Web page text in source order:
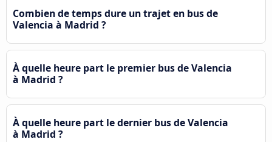
Combien de temps dure un trajet en bus de
Valencia à Madrid ?
À quelle heure part le premier bus de Valencia
à Madrid ?
À quelle heure part le dernier bus de Valencia
à Madrid ?